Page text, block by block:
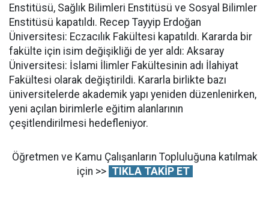
Enstitüsü, Sağlık Bilimleri Enstitüsü ve Sosyal Bilimler
Enstitüsü kapatıldı. Recep Tayyip Erdoğan
Üniversitesi: Eczacılık Fakültesi kapatıldı. Kararda bir
fakülte için isim değişikliği de yer aldı: Aksaray
Üniversitesi: İslami İlimler Fakültesinin adı İlahiyat
Fakültesi olarak değiştirildi. Kararla birlikte bazı
üniversitelerde akademik yapı yeniden düzenlenirken,
yeni açılan birimlerle eğitim alanlarının
çeşitlendirilmesi hedefleniyor.
Öğretmen ve Kamu Çalışanların Topluluğuna katılmak
için >> TIKLA TAKİP ET